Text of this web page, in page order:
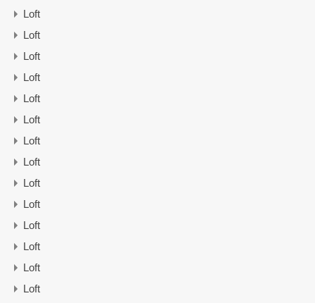
Loft
Loft
Loft
Loft
Loft
Loft
Loft
Loft
Loft
Loft
Loft
Loft
Loft
Loft